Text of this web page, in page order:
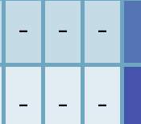
– – –
– – –